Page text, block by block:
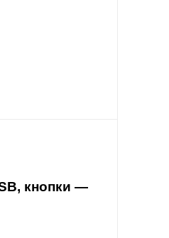
кнопки —